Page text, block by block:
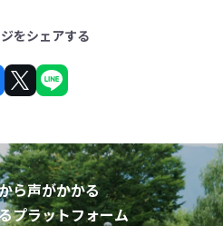
をシェアする
ら声がかかる
プラットフォーム